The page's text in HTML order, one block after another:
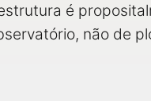
é
não de